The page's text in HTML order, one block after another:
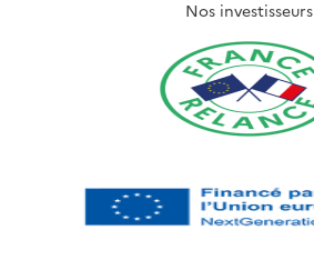
Nos investisseurs